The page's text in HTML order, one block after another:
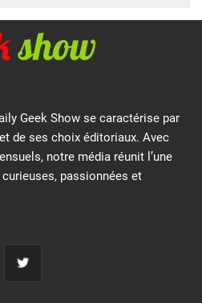
Geek Show se caractérise par
de ses choix éditoriaux. Avec
notre média réunit l’une
passionnées et